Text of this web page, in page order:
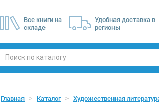
Все книги на
складе
Удобная доставка в
регионы
Главная Каталог Художественная